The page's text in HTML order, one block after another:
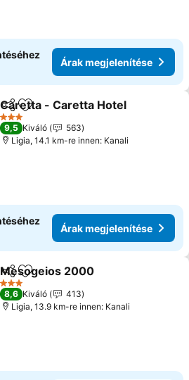
Árak megjelenítése
MegosztásHozzáadás a kedvencekhez
Caretta - Caretta Hotel
3 Kategória
9,5 Kiváló
563
Ligia, 14.1 km-re innen: Kanali
Árak megjelenítése
Megosztás
Hozzáadás a kedvencekhez
Mesogeios 2000
3 Kategória
8,6 Kiváló
413
Ligia, 13.9 km-re innen: Kanali